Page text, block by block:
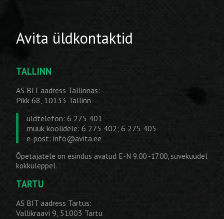
Avita üldkontaktid
TALLINN
AS BIT aadress Tallinnas:
Pikk 68, 10133 Tallinn
üldtelefon: 6 275 401
müük koolidele: 6 275 402; 6 275 405
e-post: info@avita.ee
Õpetajatele on esindus avatud E-N 9.00 -17.00, suvekuudel
kokkuleppel.
TARTU
AS BIT aadress Tartus:
Vallikraavi 9, 51003 Tartu